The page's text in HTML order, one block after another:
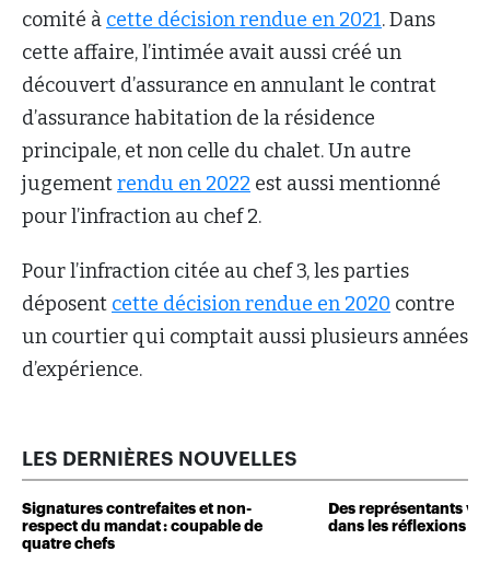
comité à cette décision rendue en 2021. Dans
cette affaire, l’intimée avait aussi créé un
découvert d’assurance en annulant le contrat
d’assurance habitation de la résidence
principale, et non celle du chalet. Un autre
jugementrendu en 2022 est aussi mentionné
pour l’infraction au chef 2.
Pour l’infraction citée au chef 3, les parties
déposent cette décision rendue en 2020 contre
un courtier qui comptait aussi plusieurs années
d’expérience.
LES DERNIÈRES NOUVELLES
Signatures contrefaites et non-
respect du mandat : coupable de
quatre chefs
Des représentants
dans les réflexions de